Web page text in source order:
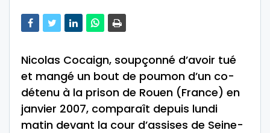
Nicolas Cocaign, soupçonné d’avoir tué
et mangé un bout de poumon d’un co-
détenu à la prison de Rouen (France) en
janvier 2007, comparaît depuis lundi
matin devant la cour d’assises de Seine-